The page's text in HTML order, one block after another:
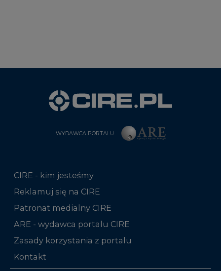
WYDAWCA PORTALU
CIRE - kim jesteśmy
Reklamuj się na CIRE
Patronat medialny CIRE
ARE - wydawca portalu CIRE
Zasady korzystania z portalu
Kontakt